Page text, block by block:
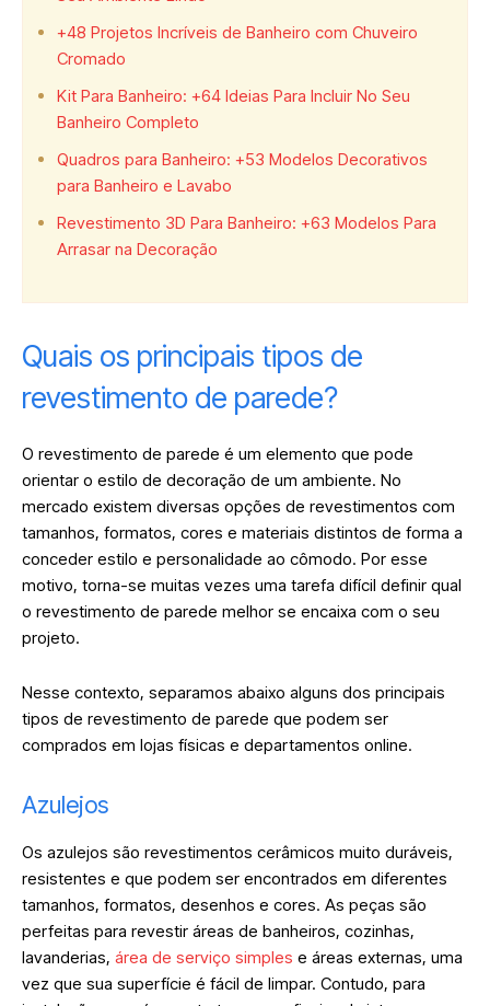
+48 Projetos Incríveis de Banheiro com Chuveiro
Cromado
Kit Para Banheiro: +64 Ideias Para Incluir No Seu
Banheiro Completo
Quadros para Banheiro: +53 Modelos Decorativos
para Banheiro e Lavabo
Revestimento 3D Para Banheiro: +63 Modelos Para
Arrasar na Decoração
Quais os principais tipos de
revestimento de parede?
O revestimento de parede é um elemento que pode
orientar o estilo de decoração de um ambiente. No
mercado existem diversas opções de revestimentos com
tamanhos, formatos, cores e materiais distintos de forma a
conceder estilo e personalidade ao cômodo. Por esse
motivo, torna-se muitas vezes uma tarefa difícil definir qual
o revestimento de parede melhor se encaixa com o seu
projeto.
Nesse contexto, separamos abaixo alguns dos principais
tipos de revestimento de parede que podem ser
comprados em lojas físicas e departamentos online.
Azulejos
Os azulejos são revestimentos cerâmicos muito duráveis,
resistentes e que podem ser encontrados em diferentes
tamanhos, formatos, desenhos e cores. As peças são
perfeitas para revestir áreas de banheiros, cozinhas,
lavanderias, área de serviço simples e áreas externas, uma
vez que sua superfície é fácil de limpar. Contudo, para